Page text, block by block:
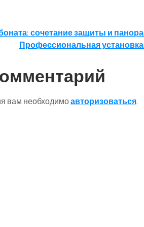
сочетание защиты и
Профессиональная
вам необходимоавторизоваться.